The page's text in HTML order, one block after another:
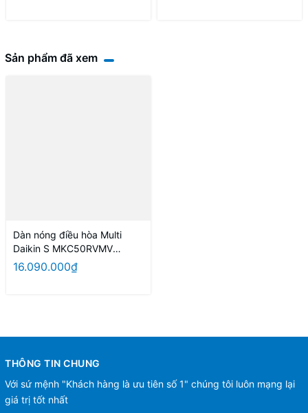
Sản phẩm đã xem
Dàn nóng điều hòa Multi
Daikin S MKC50RVMV
(2.0Hp) Inverter
16.090.000₫
THÔNG TIN CHUNG
Với sứ mệnh "Khách hàng là ưu tiên số 1" chúng tôi luôn mạng lại
giá trị tốt nhất